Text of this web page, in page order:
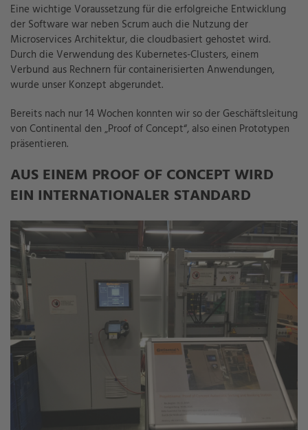
Eine wichtige Voraussetzung für die erfolgreiche Entwicklung
der Software war neben Scrum auch die Nutzung der
Microservices Architektur, die cloudbasiert gehostet wird.
Durch die Verwendung des Kubernetes-Clusters, einem
Verbund aus Rechnern für containerisierten Anwendungen,
wurde unser Konzept abgerundet.
Bereits nach nur 14 Wochen konnten wir so der Geschäftsleitung
von Continental den „Proof of Concept“, also einen Prototypen
präsentieren.
AUS EINEM PROOF OF CONCEPT WIRD
EIN INTERNATIONALER STANDARD